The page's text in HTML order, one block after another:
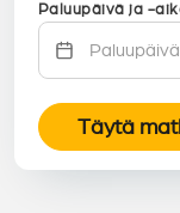
Paluupäivä ja -
Täytä